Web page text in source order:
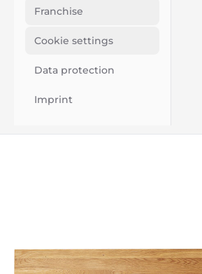
Franchise
Cookie settings
Data protection
Imprint